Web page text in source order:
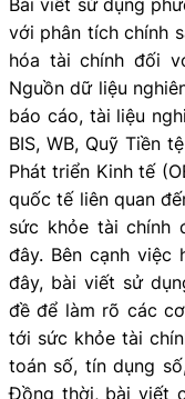
với phân tích chính
hóa tài chính đối
Nguồn dữ liệu
báo cáo, tài liệu
BIS, WB, Quỹ Tiền
Phát triển Kinh tế
quốc tế liên quan
sức khỏe tài chính
đây. Bên cạnh việc
đây, bài viết sử
đề để làm rõ các
tới sức khỏe tài
toán số, tín dụng
Đồng thời, bài viết